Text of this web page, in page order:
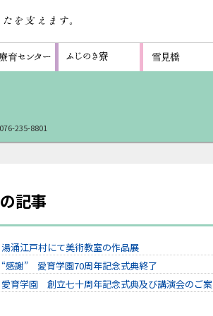
235-8801
記事
湯涌江戸村にて美術教室の作品展
“感謝” 愛育学園70周年記念式典終了
愛育学園 創立七十周年記念式典及び講演会のご